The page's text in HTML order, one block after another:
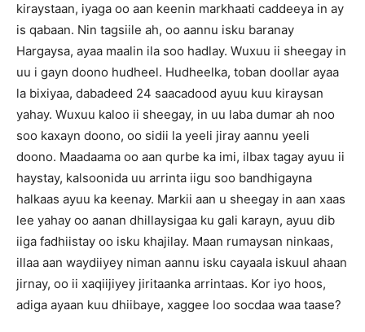
kiraystaan, iyaga oo aan keenin markhaati caddeeya in ay
is qabaan. Nin tagsiile ah, oo aannu isku baranay
Hargaysa, ayaa maalin ila soo hadlay. Wuxuu ii sheegay in
uu i gayn doono hudheel. Hudheelka, toban doollar ayaa
la bixiyaa, dabadeed 24 saacadood ayuu kuu kiraysan
yahay. Wuxuu kaloo ii sheegay, in uu laba dumar ah noo
soo kaxayn doono, oo sidii la yeeli jiray aannu yeeli
doono. Maadaama oo aan qurbe ka imi, ilbax tagay ayuu ii
haystay, kalsoonida uu arrinta iigu soo bandhigayna
halkaas ayuu ka keenay. Markii aan u sheegay in aan xaas
lee yahay oo aanan dhillaysigaa ku gali karayn, ayuu dib
iiga fadhiistay oo isku khajilay. Maan rumaysan ninkaas,
illaa aan waydiiyey niman aannu isku cayaala iskuul ahaan
jirnay, oo ii xaqiijiyey jiritaanka arrintaas. Kor iyo hoos,
adiga ayaan kuu dhiibaye, xaggee loo socdaa waa taase?